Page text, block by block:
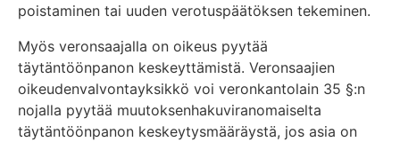
poistaminen tai uuden verotuspäätöksen tekeminen.
Myös veronsaajalla on oikeus pyytää
täytäntöönpanon keskeyttämistä. Veronsaajien
oikeudenvalvontayksikkö voi veronkantolain 35 §:n
nojalla pyytää muutoksenhakuviranomaiselta
täytäntöönpanon keskeytysmääräystä, jos asia on